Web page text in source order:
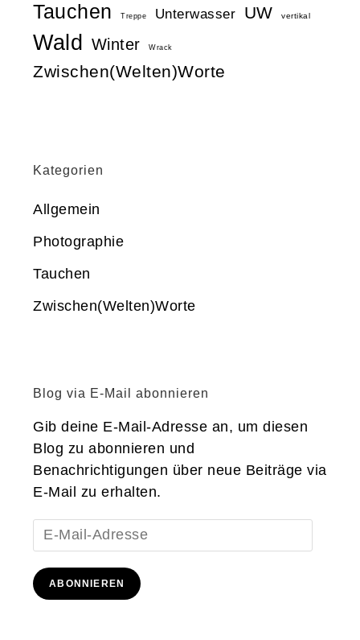
Tauchen
Treppe Unterwasser UW vertikal
Wald Winter Wrack
Zwischen(Welten)Worte
Kategorien
Allgemein
Photographie
Tauchen
Zwischen(Welten)Worte
Blog via E-Mail abonnieren
Gib deine E-Mail-Adresse an, um diesen
Blog zu abonnieren und
Benachrichtigungen über neue Beiträge via
E-Mail zu erhalten.
E-
Mail-
Adresse
ABONNIEREN